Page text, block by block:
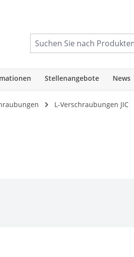
Shop Stellenangebote News
L-Verschraubungen JIC